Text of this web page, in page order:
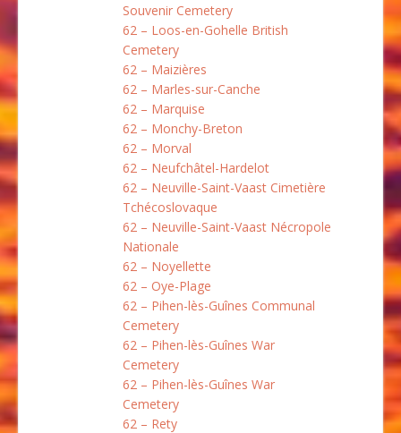
Souvenir Cemetery
62 – Loos-en-Gohelle British
Cemetery
62 – Maizières
62 – Marles-sur-Canche
62 – Marquise
62 – Monchy-Breton
62 – Morval
62 – Neufchâtel-Hardelot
62 – Neuville-Saint-Vaast Cimetière
Tchécoslovaque
62 – Neuville-Saint-Vaast Nécropole
Nationale
62 – Noyellette
62 – Oye-Plage
62 – Pihen-lès-Guînes Communal
Cemetery
62 – Pihen-lès-Guînes War
Cemetery
62 – Pihen-lès-Guînes War
Cemetery
62 – Rety